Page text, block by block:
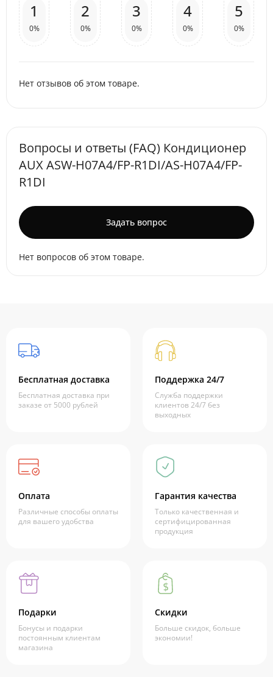
1
0%
2
0%
3
0%
4
0%
5
0%
Нет отзывов об этом товаре.
Вопросы и ответы (FAQ) Кондиционер
AUX ASW-H07A4/FP-R1DI/AS-H07A4/FP-
R1DI
Задать вопрос
Нет вопросов об этом товаре.
Бесплатная доставка
Бесплатная доставка при
заказе от 5000 рублей
Поддержка 24/7
Служба поддержки
клиентов 24/7 без
выходных
Оплата
Различные способы оплаты
для вашего удобства
Гарантия качества
Только качественная и
сертифицированная
продукция
Подарки
Бонусы и подарки
постоянным клиентам
магазина
Скидки
Больше скидок, больше
экономии!